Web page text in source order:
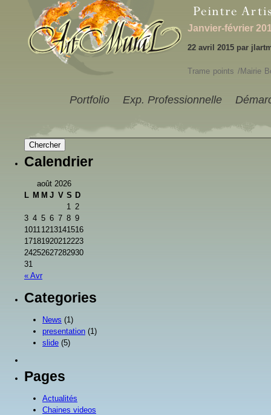
Portfolio Exp. Professionnelle
Janvier-février
22 avril 2015 par
Trame points /
Calendrier
août 2026
L M M J V S D
« Avr
1 2
3 4 5 6 7 8 9
10111213141516
17181920212223
24252627282930
31
Categories
News (1)
presentation (1)
slide (5)
Pages
Actualités
Chaines videos